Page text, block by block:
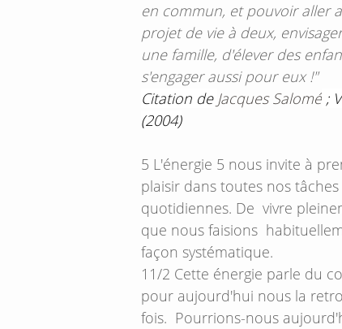
en commun, et pouvoir aller
projet de vie à deux,
une famille, d'élever des
s'engager aussi pour eux !"
Citation de Jacques Salomé ;
(2004)
5 L'énergie 5 nous invite à
plaisir dans toutes nos tâches
quotidiennes. De  vivre
que nous faisions
façon systématique.
11/2 Cette énergie parle du
pour aujourd'hui nous la
fois.  Pourrions-nous